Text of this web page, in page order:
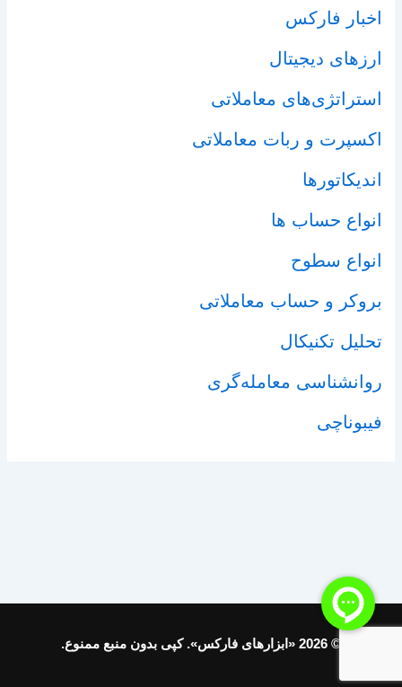
اخبار فارکس
ارزهای دیجیتال
استراتژی‌های معاملاتی
اکسپرت و ربات معاملاتی
اندیکاتورها
انواع حساب ها
انواع سطوح
بروکر و حساب معاملاتی
تحلیل تکنیکال
روانشناسی معامله‌گری
فیبوناچی
© 2026 «ابزارهای فارکس». کپی بدون منبع ممنوع.